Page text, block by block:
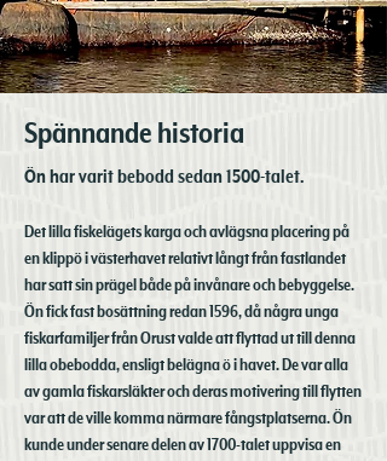
Spännande historia
Ön har varit bebodd sedan 1500-talet.
Det lilla fiskelägets karga och avlägsna placering på
en klippö i västerhavet relativt långt från fastlandet
har satt sin prägel både på invånare och bebyggelse.
Ön fick fast bosättning redan 1596, då några unga
fiskarfamiljer från Orust valde att flyttad ut till denna
lilla obebodda, ensligt belägna ö i havet. De var alla
av gamla fiskarsläkter och deras motivering till flytten
var att de ville komma närmare fångstplatserna. Ön
kunde under senare delen av 1700-talet uppvisa en